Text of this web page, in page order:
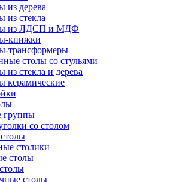
из дерева
из стекла
из ЛДСП и МДФ
книжки
трансформеры
столы со стульями
из стекла и дерева
керамические
группы
со столом
столики
столы
столы